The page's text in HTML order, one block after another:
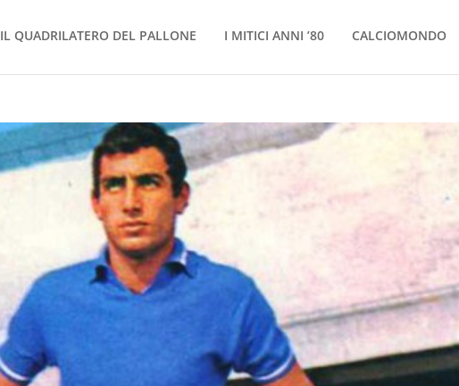
IL QUADRILATERO DEL PALLONE I MITICI ANNI ’80 CALCIOMONDO